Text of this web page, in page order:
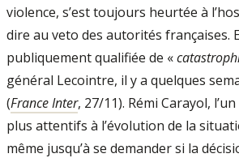
violence, s’est toujours heurtée à
dire au veto des autorités françaises.
publiquement qualifiée de «
général Lecointre, il y a quelques
(France Inter, 27/11). Rémi Carayol,
plus attentifs à l’évolution de la
même jusqu’à se demander si la